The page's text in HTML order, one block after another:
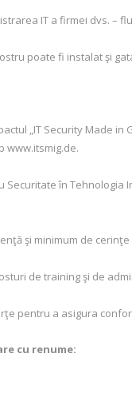
IT a firmei dvs. –
poate fi instalat şi
„IT Security Made
www.itsmig.de.
în
şi minimum de cerinţe
de training şi de
pentru a asigura
cu renume: